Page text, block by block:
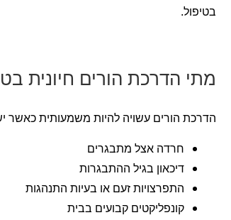
בטיפול.
מתי הדרכת הורים חיונית
הדרכת הורים עשויה להיות משמעותית כאשר
חרדה אצל מתבגרים
דיכאון בגיל ההתבגרות
התפרצויות זעם או בעיות התנהגות
קונפליקטים קבועים בבית